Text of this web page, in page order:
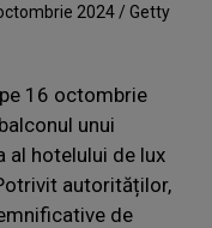
2024 / Getty
16 octombrie
unui
al hotelului de lux
autorităților,
de